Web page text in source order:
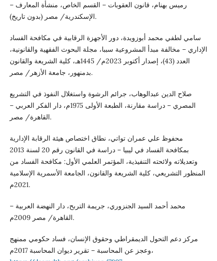
رميس بهنام، قانون العقوبات – القسم الخاص، منشأة المعارف –
الإسكندرية/ مصر (بدون تاريخ).
سامي لطفي محمد أبوزويدة، دور الأجهزة الرقابية في مكافحة الفساد
الإداري – مخالفة مبدأ المشروعية سببا، مجلة البحوث الفقهية والقانونية،
العدد (43)، إصدار أكتوبر 2023م/ 1445هـ، كلية الشريعة والقانون
بدمنهور، جامعة الأزهر/ مصر.
صلاح الدين عبدالوهاب، جرائم الرشوة واستغلال النفوذ في التشريع
المصري – دراسة مقارنة، الطبعة الأولى 1975م، دار الفكر العربي –
القاهرة/ مصر.
محفوظ علي عمران تواتي، نطاق اختصاص هيئة الرقابة الإدارية
بمكافحة الفساد في ليبيا – دراسة في القانون رقم 20 لسنة 2013
وتعديلاته ولائحته التنفيذية، المؤتمر العلمي الأول: مكافحة الفساد من
المنظور التشريعي، كلية الشريعة والقانون، الجامعة الأسمرية الإسلامية
2021م.
محمد أحمد السيد الجنزوري، جريمة التربح، دار النهضة العربية –
القاهرة/ مصر 2009م.
مركز دعم التحول الديمقراطي وحقوق الإنسان، فساد حكومي ممنهج
وعجز عن المحاسبة – تقرير ديوان المحاسبة 2017م،